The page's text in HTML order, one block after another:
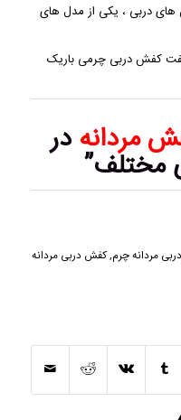
های دربی ، یکی از مدل های
کفش دربی چرمی باریک
مردانه در
مختلف”
مردانه چرم,کفش دربی مردانه